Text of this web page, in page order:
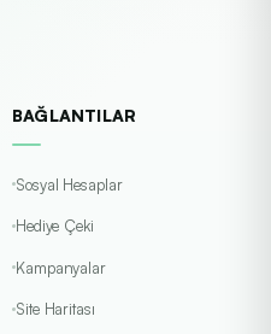
BAĞLANTILAR
Sosyal Hesaplar
Hediye Çeki
Kampanyalar
Site Haritası